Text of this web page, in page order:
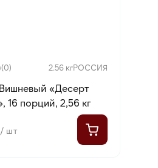
(0) 2.56 кгРОССИЯ
«Десерт
16 порций, 2,56 кг
/ шт